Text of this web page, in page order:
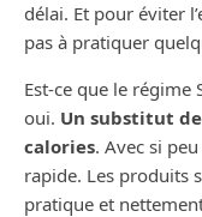
délai. Et pour éviter
pas à pratiquer
Est-ce que le régime
oui. Un substitut
calories. Avec si
rapide. Les produits
pratique et